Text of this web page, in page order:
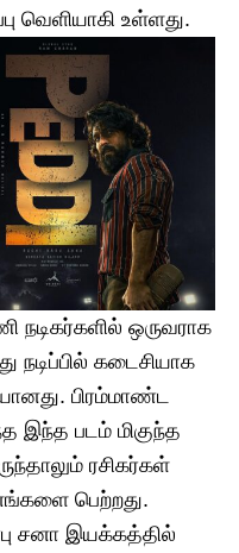
வெளியாகி உள்ளது.
நடிகர்களில் ஒருவராக
கடைசியாக
பிரம்மாண்ட
இந்த படம் மிகுந்த
ரசிகர்கள்
பெற்றது.
சனா இயக்கத்தில்